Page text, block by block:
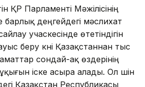
ҚР Парламенті Мәжілісінің
деңгейдегі мәслихат
учаскесінде өтетіндігін
беру күні Қазақстаннан тыс
сондай-ақ өздерінің
іске асыра алады. Ол үшін
Қазақстан Республикасы